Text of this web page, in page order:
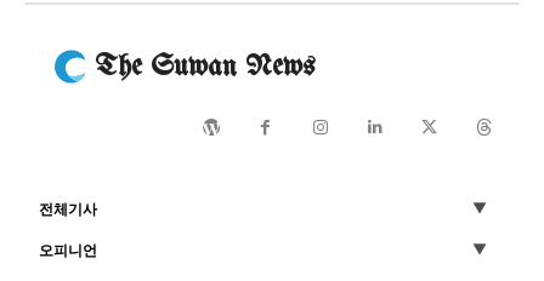
The Suwan News
전체기사
오피니언